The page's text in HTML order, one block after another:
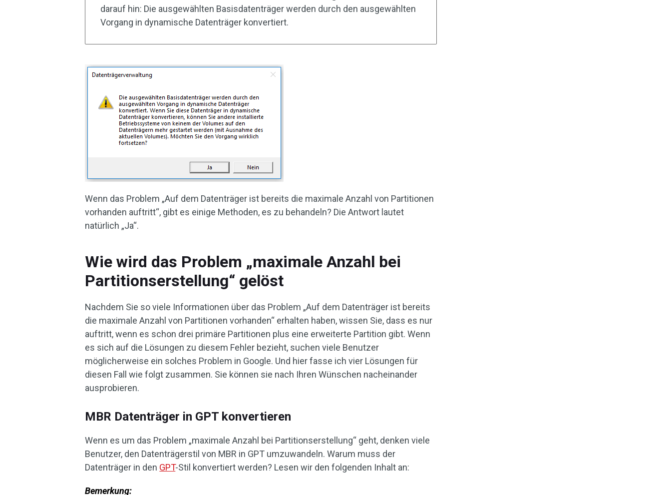
darauf hin: Die ausgewählten Basisdatenträger werden durch den ausgewählten
Vorgang in dynamische Datenträger konvertiert.
Wenn das Problem „Auf dem Datenträger ist bereits die maximale Anzahl von Partitionen
vorhanden auftritt“, gibt es einige Methoden, es zu behandeln? Die Antwort lautet
natürlich „Ja“.
Wie wird das Problem „maximale Anzahl bei
Partitionserstellung“ gelöst
Nachdem Sie so viele Informationen über das Problem „Auf dem Datenträger ist bereits
die maximale Anzahl von Partitionen vorhanden“ erhalten haben, wissen Sie, dass es nur
auftritt, wenn es schon drei primäre Partitionen plus eine erweiterte Partition gibt. Wenn
es sich auf die Lösungen zu diesem Fehler bezieht, suchen viele Benutzer
möglicherweise ein solches Problem in Google. Und hier fasse ich vier Lösungen für
diesen Fall wie folgt zusammen. Sie können sie nach Ihren Wünschen nacheinander
ausprobieren.
MBR Datenträger in GPT konvertieren
Wenn es um das Problem „maximale Anzahl bei Partitionserstellung“ geht, denken viele
Benutzer, den Datenträgerstil von MBR in GPT umzuwandeln. Warum muss der
Datenträger in den GPT-Stil konvertiert werden? Lesen wir den folgenden Inhalt an:
Bemerkung: